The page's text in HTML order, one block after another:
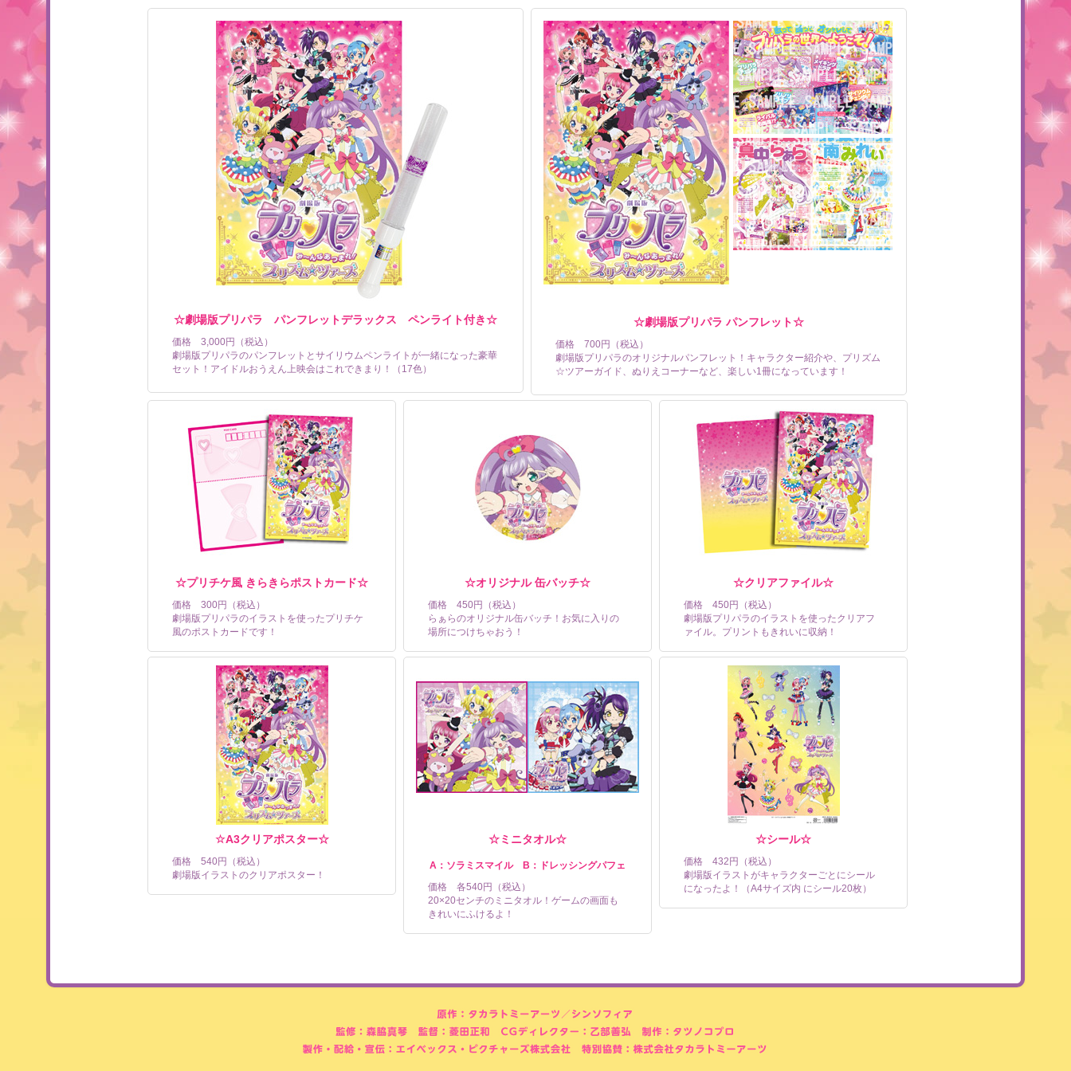
☆劇場版プリパラ パンフレットデラックス ペンライト付き☆
価格 3,000円（税込）
劇場版プリパラのパンフレットとサイリウムペンライトが一緒になった豪華
セット！アイドルおうえん上映会はこれできまり！（17色）
☆劇場版プリパラ パンフレット☆
価格 700円（税込）
劇場版プリパラのオリジナルパンフレット！キャラクター紹介や、プリズム
☆ツアーガイド、ぬりえコーナーなど、楽しい1冊になっています！
☆プリチケ風 きらきらポストカード☆
価格 300円（税込）
劇場版プリパラのイラストを使ったプリチケ
風のポストカードです！
☆オリジナル 缶バッチ☆
価格 450円（税込）
らぁらのオリジナル缶バッチ！お気に入りの
場所につけちゃおう！
☆クリアファイル☆
価格 450円（税込）
劇場版プリパラのイラストを使ったクリアフ
ァイル。プリントもきれいに収納！
☆A3クリアポスター☆
価格 540円（税込）
劇場版イラストのクリアポスター！
☆ミニタオル☆
A：ソラミスマイル B：ドレッシングパフェ
価格 各540円（税込）
20×20センチのミニタオル！ゲームの画面も
きれいにふけるよ！
☆シール☆
価格 432円（税込）
劇場版イラストがキャラクターごとにシール
になったよ！（A4サイズ内 にシール20枚）